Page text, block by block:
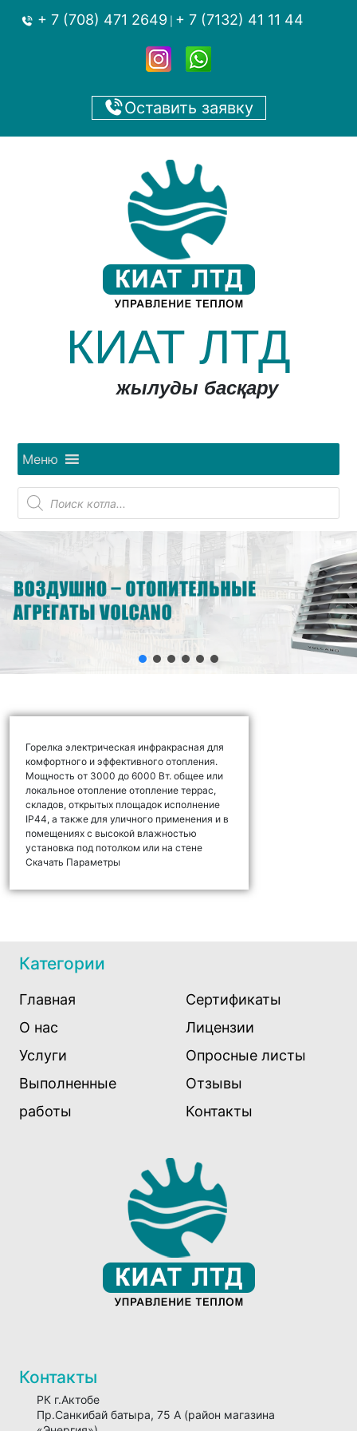
+ 7 (708) 471 2649 + 7 (7132) 41 11 44
Оставить заявку
КИАТ ЛТД
жылуды басқару
Меню
Поиск
товаров
Горелка электрическая инфракрасная для
комфортного и эффективного отопления.
Мощность от 3000 до 6000 Вт. общее или
локальное отопление отопление террас,
складов, открытых площадок исполнение
IP44, а также для уличного применения и в
помещениях с высокой влажностью
установка под потолком или на стене
Скачать Параметры
Категории
Главная
О нас
Услуги
Выполненные
работы
Сертификаты
Лицензии
Опросные листы
Отзывы
Контакты
Контакты
РК г.Актобе
Пр.Санкибай батыра, 75 А (район магазина